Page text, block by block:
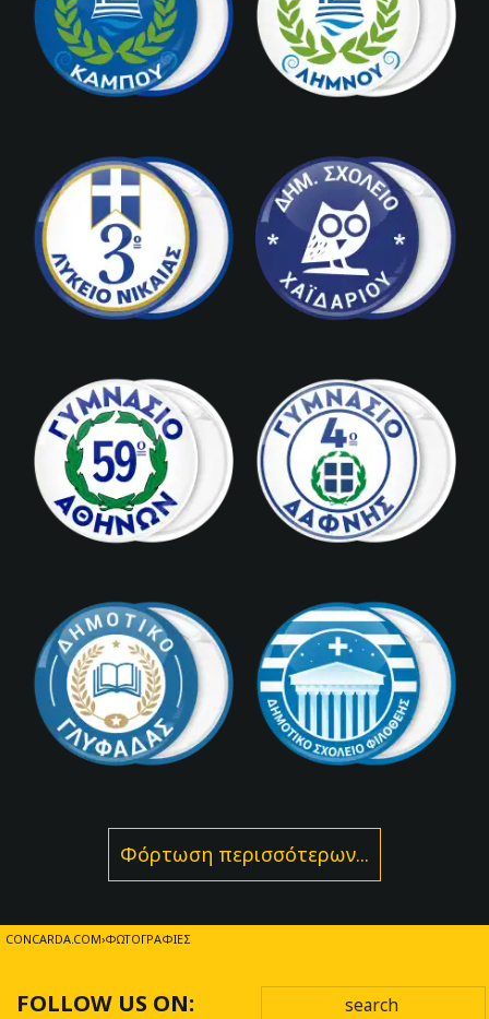
Φόρτωση περισσότερων...
CONCARDA.COM ΦΩΤΟΓΡΑΦΊΕΣ
FOLLOW US ON: